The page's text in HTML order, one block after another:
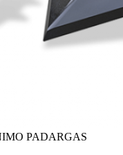
PADARGAS